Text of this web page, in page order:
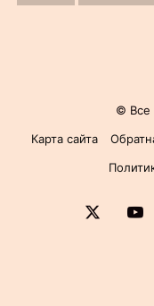
© Все
Карта сайта